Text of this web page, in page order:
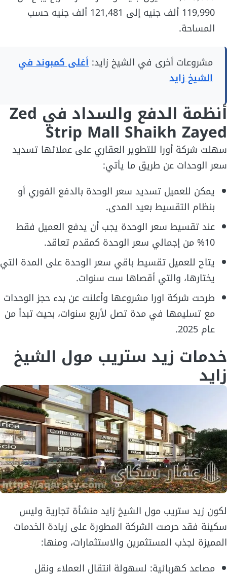
119,990 ألف جنيه إلى 121,481 ألف جنيه حسب
المساحة.
مشروعات أخرى في الشيخ زايد: أغلى كمبوند في
الشيخ زايد
أنظمة الدفع والسداد في Zed
Strip Mall Shaikh Zayed
سهلت شركة أورا للتطوير العقاري على عملائها تسديد
سعر الوحدات عن طريق ما يأتي:
يمكن للعميل تسديد سعر الوحدة بالدفع الفوري أو
بنظام التقسيط بعيد المدى.
عند تقسيط سعر الوحدة يجب أن يدفع العميل فقط
10% من إجمالي سعر الوحدة كمقدم تعاقد.
يتاح للعميل تقسيط باقي سعر الوحدة على المدة التي
يختارها، والتي أقصاها ست سنوات.
طرحت شركة اورا مشروعها وأعلنت عن بدء حجز الوحدات
مع تسليمها في مدة تصل لأربع سنوات، بحيث تبدأ من
عام 2025.
خدمات زيد ستريب مول الشيخ
زايد
لكون زيد ستريب مول الشيخ زايد منشأة تجارية وليس
سكينة فقد حرصت الشركة المطورة على زيادة الخدمات
المميزة لجذب المستثمرين والاستثمارات، ومنها:
مصاعد كهربائية: لسهولة انتقال العملاء ونقل